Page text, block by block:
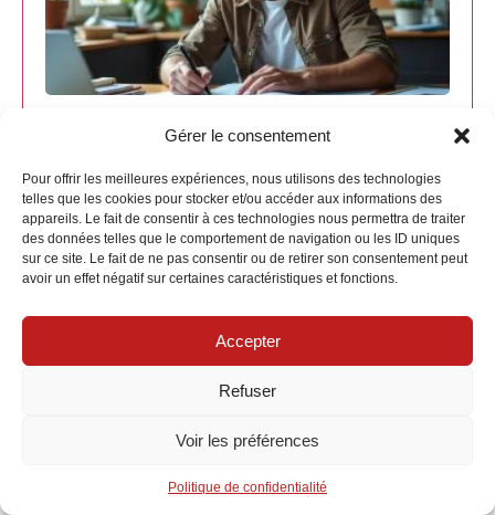
Gérer le consentement
Pour offrir les meilleures expériences, nous utilisons des technologies
telles que les cookies pour stocker et/ou accéder aux informations des
appareils. Le fait de consentir à ces technologies nous permettra de traiter
des données telles que le comportement de navigation ou les ID uniques
sur ce site. Le fait de ne pas consentir ou de retirer son consentement peut
avoir un effet négatif sur certaines caractéristiques et fonctions.
Accepter
Refuser
Voir les préférences
Politique de confidentialité
Comparatifs et tarifs 16/05/2026
Assurance professionnelle
auto entrepreneur : comment
comparer les offres
Assurance professionnelle auto-entrepreneur :
comprendre les fondamentaux pour comparer les
offres Lorsqu’une activité se déploie en auto-
entreprise, la protection juridique...